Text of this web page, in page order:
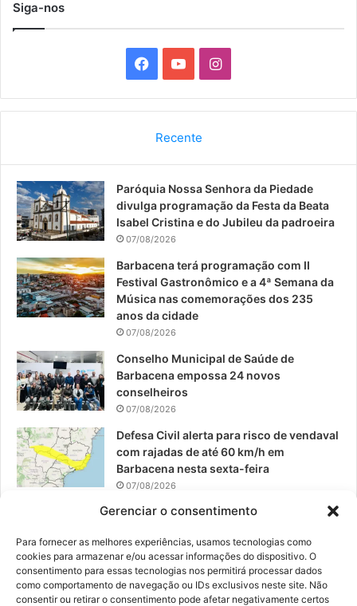
Gerenciar o consentimento
Para fornecer as melhores experiências, usamos tecnologias como
cookies para armazenar e/ou acessar informações do dispositivo. O
consentimento para essas tecnologias nos permitirá processar dados
como comportamento de navegação ou IDs exclusivos neste site. Não
consentir ou retirar o consentimento pode afetar negativamente certos
Siga-nos
a
b
o
k
o
u
b
I
n
a
g
a
Recente
Paróquia Nossa Senhora da Piedade
divulga programação da Festa da Beata
Isabel Cristina e do Jubileu da padroeira
07/08/2026
Barbacena terá programação com II
Festival Gastronômico e a 4ª Semana da
Música nas comemorações dos 235
anos da cidade
07/08/2026
Conselho Municipal de Saúde de
Barbacena empossa 24 novos
conselheiros
07/08/2026
Defesa Civil alerta para risco de vendaval
com rajadas de até 60 km/h em
Barbacena nesta sexta-feira
07/08/2026
EPCAR tem a melhor nota do IDEB no
06/08/2026